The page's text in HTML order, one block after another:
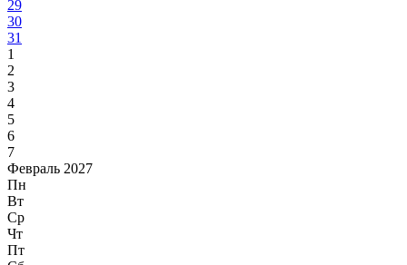
29
30
31
1
2
3
4
5
6
7
Февраль 2027
Пн
Вт
Ср
Чт
Пт